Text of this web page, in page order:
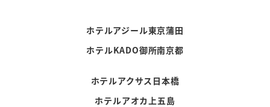
ホテルアジール東京蒲田
ホテルKADO御所南京都
ホテルアクサス日本橋
ホテルアオカ上五島